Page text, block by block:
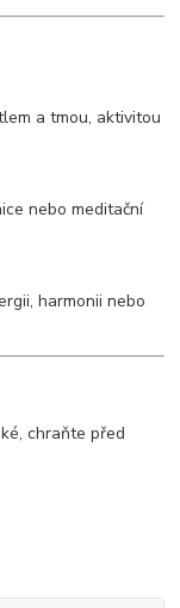
a tmou, aktivitou
nebo meditační
harmonii nebo
chraňte před